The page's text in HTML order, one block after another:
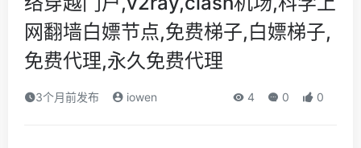
网翻墙白嫖节点,免费梯子,白嫖梯子,
免费代理,永久免费代理
3个月前发布 iowen 4 0 0